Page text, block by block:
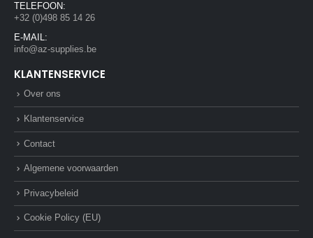
TELEFOON:
+32 (0)498 85 14 26
E-MAIL:
info@az-supplies.be
KLANTENSERVICE
Over ons
Klantenservice
Contact
Algemene voorwaarden
Privacybeleid
Cookie Policy (EU)